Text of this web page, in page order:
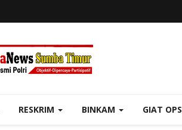
RESKRIM BINKAM GIAT OPS